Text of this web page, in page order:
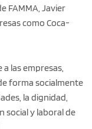
FAMMA, Javier
como Coca-
a las empresas,
forma socialmente
la dignidad,
social y laboral de